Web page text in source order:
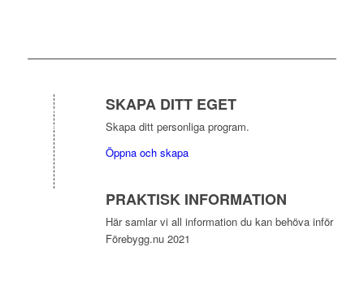
SKAPA DITT EGET
Skapa ditt personliga program.
Öppna och skapa
PRAKTISK INFORMATION
Här samlar vi all information du kan behöva inför
Förebygg.nu 2021